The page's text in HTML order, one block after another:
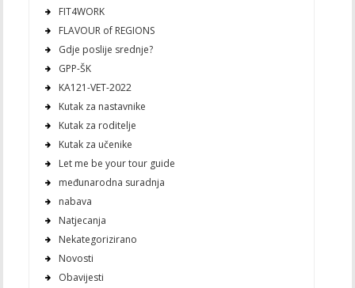
FIT4WORK
FLAVOUR of REGIONS
Gdje poslije srednje?
GPP-ŠK
KA121-VET-2022
Kutak za nastavnike
Kutak za roditelje
Kutak za učenike
Let me be your tour guide
međunarodna suradnja
nabava
Natjecanja
Nekategorizirano
Novosti
Obavijesti